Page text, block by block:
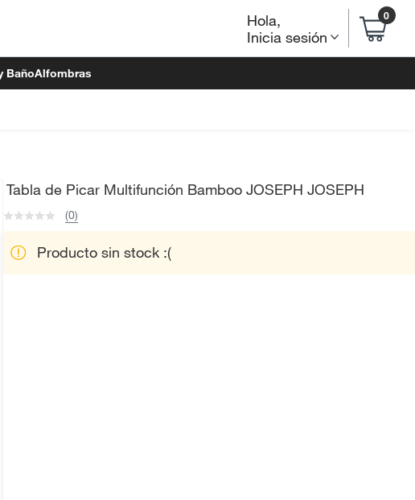
Hola,
Inicia sesión
0
BañoAlfombras
Tabla de Picar Multifunción Bamboo JOSEPH JOSEPH
(0)
Producto sin stock :(